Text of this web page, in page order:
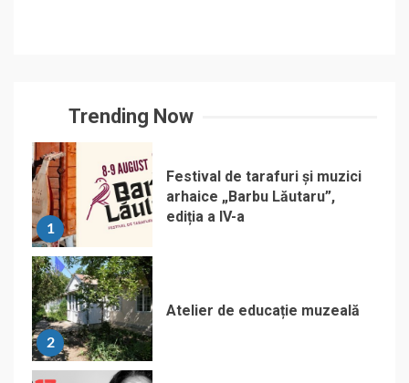
Trending Now
1
Festival de tarafuri și muzici
arhaice „Barbu Lăutaru”,
ediția a IV-a
2
Atelier de educație muzeală